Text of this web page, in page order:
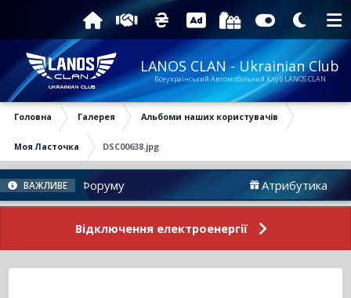
LANOS CLAN - Ukrainian Club
Всеукраїнський Автомобільний Клуб LANOS CLAN
Головна Галерея Альбоми наших користувачів
Моя Ласточка DSC00638.jpg
ВАЖЛИВЕ
Новини Форуму Атрибутика
Відключення електроенергії